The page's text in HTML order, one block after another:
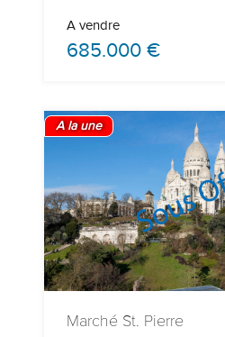
A vendre
685.000 €
A la une
Marché St. Pierre